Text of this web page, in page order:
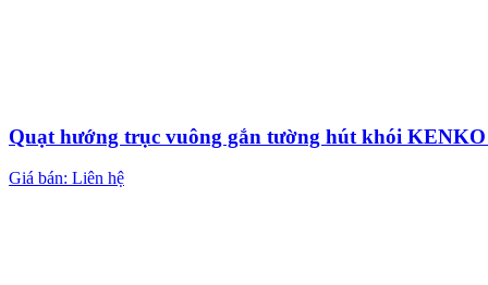
Quạt hướng trục vuông gắn tường hút khói
Giá bán: Liên hệ